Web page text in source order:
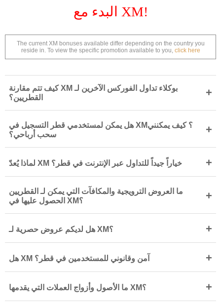
البدء مع XM!
The current XM bonuses available differ depending on the country you
reside in. To view the specific promotion available to you, click here
كيف تتم مقارنة XM بوكلاء تداول الفوركس الآخرين لـ
القطريين؟
+
هل يمكن لمستخدمي قطر التسجيل في XM؟ كيف يمكنني
سحب أرباحي؟
+
لماذا يُعدّ XM خياراً جيداً للتداول عبر الإنترنت في قطر؟ +
ما العروض الترويجية والمكافآت التي يمكن لـ القطريين
الحصول عليها في XM؟
+
هل لديكم عروض حصرية لـ XM؟ +
هل XM آمن وقانوني للمستخدمين في قطر؟ +
ما الأصول وأزواج العملات التي يقدمها XM؟ +